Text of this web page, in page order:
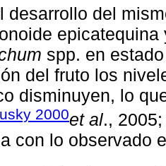
desarrollo del
spp. en
del fruto los
disminuyen, lo
2000et al.,
con lo observado